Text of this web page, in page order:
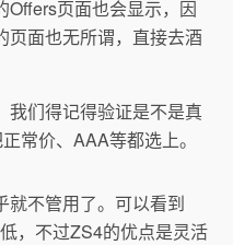
Offers页面也会显示，因
页面也无所谓，直接去酒
我们得记得验证是不是真
常价、AAA等都选上。
就不管用了。可以看到
，不过ZS4的优点是灵活